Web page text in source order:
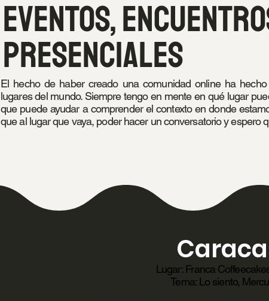
Eventos,
presenciales
El hecho de haber creado una comunidad online ha
lugares del mundo. Siempre tengo en mente en qué lugar
que puede ayudar a comprender el contexto en donde
que al lugar que vaya, poder hacer un conversatorio y espero
Lugar: Franca
Tema: Lo siento,